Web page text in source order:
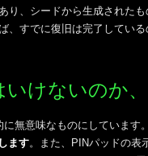
り、シードから生成された
、すでに復旧は完了している
けないのか
無意味なものにしていま
ます。また、PINパッドの表